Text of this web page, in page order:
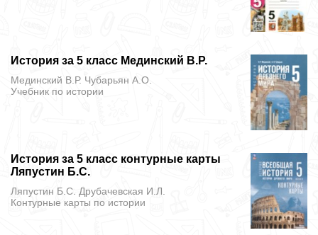
История за 5 класс Мединский В.Р.
Мединский В.Р. Чубарьян А.О.
Учебник по истории
История за 5 класс контурные карты
Ляпустин Б.С.
Ляпустин Б.С. Друбачевская И.Л.
Контурные карты по истории